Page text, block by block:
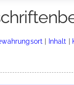
| Inhalt |